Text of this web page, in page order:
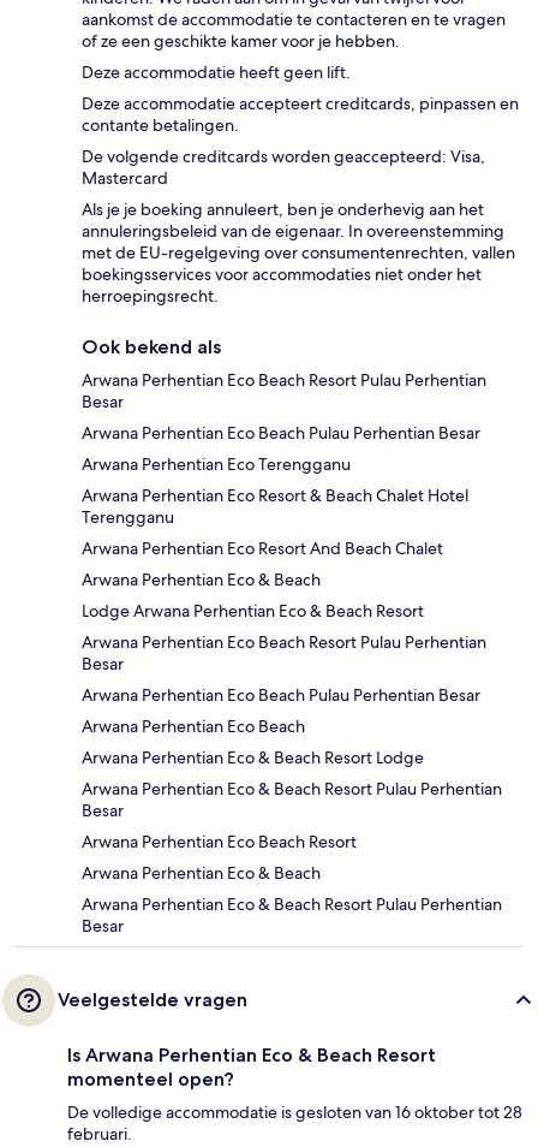
aankomst de accommodatie te contacteren en te vragen
of ze een geschikte kamer voor je hebben.
Deze accommodatie heeft geen lift.
Deze accommodatie accepteert creditcards, pinpassen en
contante betalingen.
De volgende creditcards worden geaccepteerd: Visa,
Mastercard
Als je je boeking annuleert, ben je onderhevig aan het
annuleringsbeleid van de eigenaar. In overeenstemming
met de EU-regelgeving over consumentenrechten, vallen
boekingsservices voor accommodaties niet onder het
herroepingsrecht.
Ook bekend als
Arwana Perhentian Eco Beach Resort Pulau Perhentian
Besar
Arwana Perhentian Eco Beach Pulau Perhentian Besar
Arwana Perhentian Eco Terengganu
Arwana Perhentian Eco Resort & Beach Chalet Hotel
Terengganu
Arwana Perhentian Eco Resort And Beach Chalet
Arwana Perhentian Eco & Beach
Lodge Arwana Perhentian Eco & Beach Resort
Arwana Perhentian Eco Beach Resort Pulau Perhentian
Besar
Arwana Perhentian Eco Beach Pulau Perhentian Besar
Arwana Perhentian Eco Beach
Arwana Perhentian Eco & Beach Resort Lodge
Arwana Perhentian Eco & Beach Resort Pulau Perhentian
Besar
Arwana Perhentian Eco Beach Resort
Arwana Perhentian Eco & Beach
Arwana Perhentian Eco & Beach Resort Pulau Perhentian
Besar
Veelgestelde vragen
Is Arwana Perhentian Eco & Beach Resort
momenteel open?
De volledige accommodatie is gesloten van 16 oktober tot 28
februari.